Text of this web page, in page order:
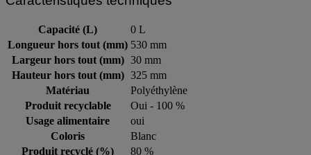
Caractéristiques techniques
Capacité (L)
0 L
Longueur hors tout (mm)
530 mm
Largeur hors tout (mm)
30 mm
Hauteur hors tout (mm)
325 mm
Matériau
Polyéthylène
Produit recyclable
Oui - 100 %
Usage alimentaire
oui
Coloris
Blanc